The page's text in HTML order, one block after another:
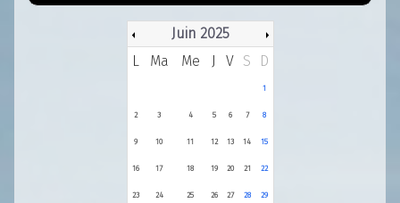
Juin 2025
L
Ma Me J V S D
1
2 3 4 5 6 7 8
9 10 11 12 13 14 15
16 17 18 19 20 21 22
23 24 25 26 27 28 29